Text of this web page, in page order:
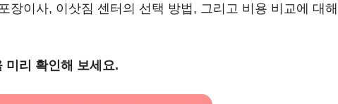
장이사, 이삿짐 센터의 선택 방법, 그리고 비용 비교에 대해
미리 확인해 보세요.